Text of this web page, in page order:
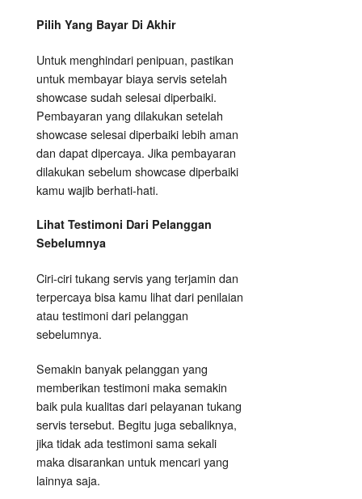
Pilih Yang Bayar Di Akhir
Untuk menghindari penipuan, pastikan
untuk membayar biaya servis setelah
showcase sudah selesai diperbaiki.
Pembayaran yang dilakukan setelah
showcase selesai diperbaiki lebih aman
dan dapat dipercaya. Jika pembayaran
dilakukan sebelum showcase diperbaiki
kamu wajib berhati-hati.
Lihat Testimoni Dari Pelanggan
Sebelumnya
Ciri-ciri tukang servis yang terjamin dan
terpercaya bisa kamu lihat dari penilaian
atau testimoni dari pelanggan
sebelumnya.
Semakin banyak pelanggan yang
memberikan testimoni maka semakin
baik pula kualitas dari pelayanan tukang
servis tersebut. Begitu juga sebaliknya,
jika tidak ada testimoni sama sekali
maka disarankan untuk mencari yang
lainnya saja.